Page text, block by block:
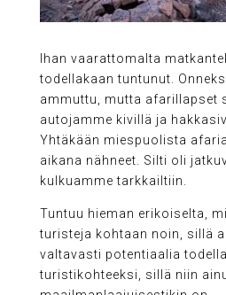
Ihan vaarattomalta
todellakaan tuntunut.
ammuttu, mutta afarillapset
autojamme kivillä ja
Yhtäkään miespuolista
aikana nähneet. Silti oli
kulkuamme tarkkailtiin.
Tuntuu hieman erikoiselta,
turisteja kohtaan noin, sillä
valtavasti potentiaalia
turistikohteeksi, sillä niin